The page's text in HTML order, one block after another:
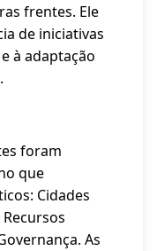
frentes. Ele
de iniciativas
à adaptação
foram
que
Cidades
As